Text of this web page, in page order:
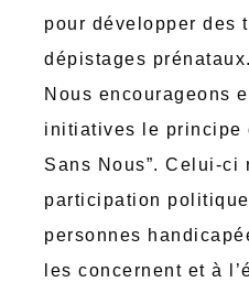
pour développer des
dépistages prénataux.
Nous encourageons
initiatives le principe
Sans Nous”. Celui-ci
participation
personnes
les concernent et à